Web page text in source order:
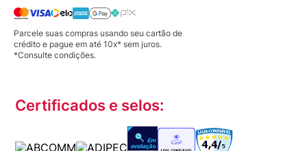
Parcele suas compras usando seu cartão de
crédito e pague em até 10x* sem juros.
*Consulte condições.
Certificados e selos: